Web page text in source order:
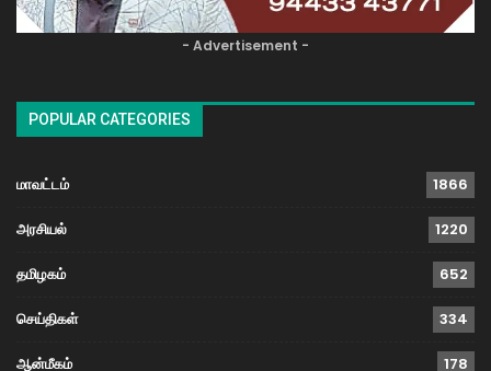
- Advertisement -
POPULAR CATEGORIES
மாவட்டம் 1866
அரசியல் 1220
தமிழகம் 652
செய்திகள் 334
ஆன்மீகம் 178